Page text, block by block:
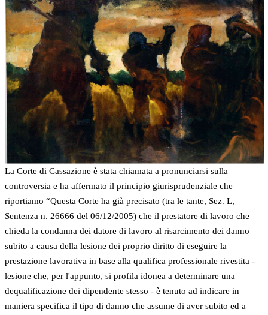
La Corte di Cassazione è stata chiamata a pronunciarsi sulla
controversia e ha affermato il principio giurisprudenziale che
riportiamo “Questa Corte ha già precisato (tra le tante, Sez. L,
Sentenza n. 26666 del 06/12/2005) che il prestatore di lavoro che
chieda la condanna dei datore di lavoro al risarcimento dei danno
subito a causa della lesione dei proprio diritto di eseguire la
prestazione lavorativa in base alla qualifica professionale rivestita -
lesione che, per l'appunto, si profila idonea a determinare una
dequalificazione dei dipendente stesso - è tenuto ad indicare in
maniera specifica il tipo di danno che assume di aver subito ed a